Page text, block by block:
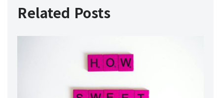
Related Posts